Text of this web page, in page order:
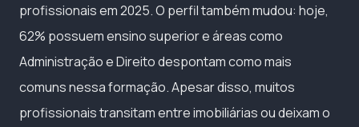
profissionais em 2025. O perfil também mudou: hoje,
62% possuem ensino superior e áreas como
Administração e Direito despontam como mais
comuns nessa formação. Apesar disso, muitos
profissionais transitam entre imobiliárias ou deixam o